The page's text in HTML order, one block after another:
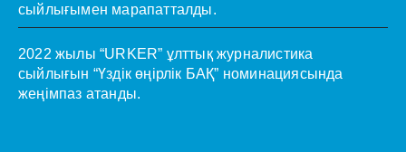
сыйлығымен марапатталды.
2022 жылы “URKER” ұлттық журналистика
сыйлығын “Үздік өңірлік БАҚ” номинациясында
жеңімпаз атанды.